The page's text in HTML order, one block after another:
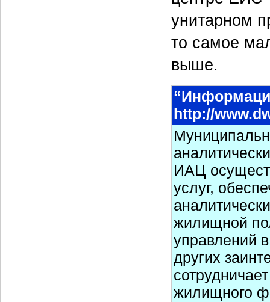
унитарном
то самое
выше.
http://
ИАЦ
услуг,
жилищной
управлений
других
жилищного